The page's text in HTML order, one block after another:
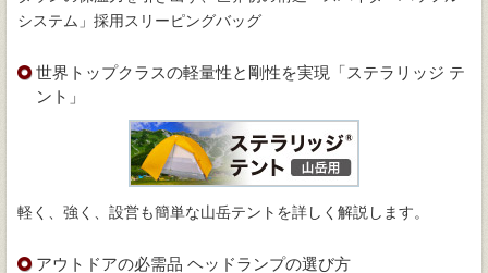
システム」採用スリーピングバッグ
世界トップクラスの軽量性と剛性を実現「ステラリッジ テ
ント」
軽く、強く、設営も簡単な山岳テントを詳しく解説します。
アウトドアの必需品 ヘッドランプの選び方